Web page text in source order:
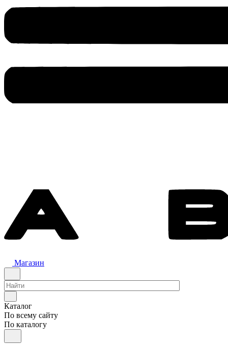
Магазин
Каталог
По всему сайту
По каталогу